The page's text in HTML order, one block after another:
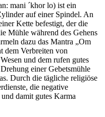
mani ´khor lo) ist ein
auf einer Spindel. An
Kette befestigt, der die
Mühle während des Gehens
dazu das Mantra „Om
dem Verbreiten von
und dem rufen gutes
einer Gebetsmühle
Durch die tägliche religiöse
die negative
damit gutes Karma